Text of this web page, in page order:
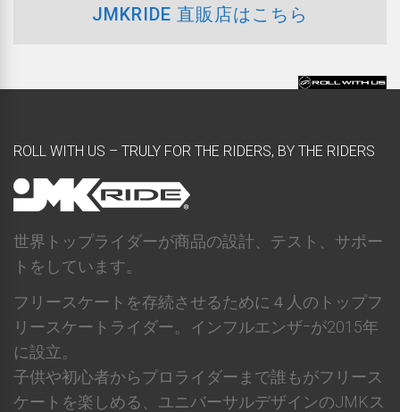
JMKRIDE 直販店はこちら
ROLL WITH US – TRULY FOR THE RIDERS, BY THE RIDERS
世界トップライダーが商品の設計、テスト、サポー
トをしています。
フリースケートを存続させるために４人のトップフ
リースケートライダー。インフルエンザｰが2015年
に設立。
子供や初心者からプロライダーまで誰もがフリース
ケートを楽しめる、ユニバーサルデザインのJMKス